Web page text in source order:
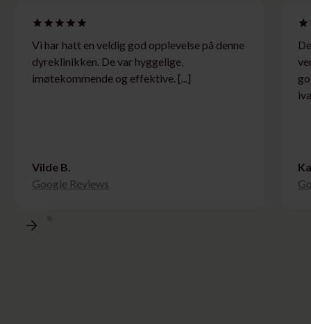
Vi har hatt en veldig god opplevelse på denne
dyreklinikken. De var hyggelige,
imøtekommende og effektive. [...]
Vilde B.
Google Reviews